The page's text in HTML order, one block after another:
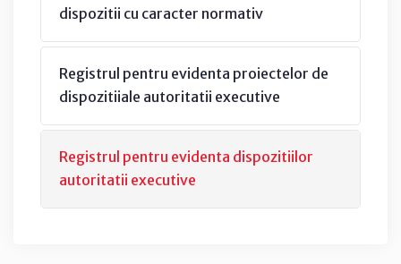
dispozitii cu caracter normativ
Registrul pentru evidenta proiectelor de
dispozitiiale autoritatii executive
Registrul pentru evidenta dispozitiilor
autoritatii executive